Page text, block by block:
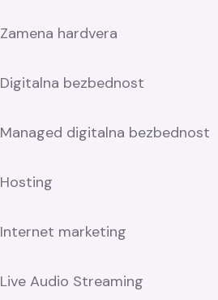
Zamena hardvera
Digitalna bezbednost
Managed digitalna bezbednost
Hosting
Internet marketing
Live Audio Streaming